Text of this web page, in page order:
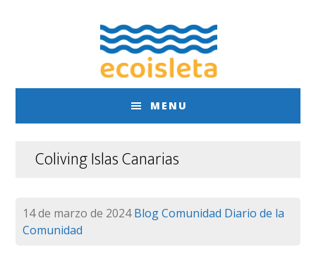
MENU
Coliving Islas Canarias
14 de marzo de 2024 BlogComunidad Diario de la
Comunidad